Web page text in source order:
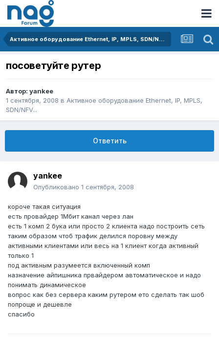
Активное оборудование Ethernet, IP, MPLS, SDN/NFV...
посоветуйте рутер
Автор: yankee
1 сентября, 2008 в Активное оборудование Ethernet, IP, MPLS,
SDN/NFV...
Ответить
yankee
Опубликовано 1 сентября, 2008
короче такая ситуация
есть провайдер 1Мбит канал через лан
есть 1 комп 2 бука или просто 2 клиента надо построить сеть
таким образом чтоб трафик делился поровну между
активными клиентами или весь на 1 клиент когда активный
только 1
под активным разумеется включенный комп
назначение айпишника првайдером автоматическое и надо
понимать динамическое
вопрос как без сервера каким рутером ето сделать так шоб
попроще и дешевле
спасибо